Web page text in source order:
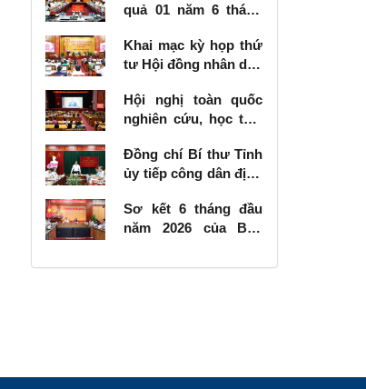
quả 01 năm 6 tháng
số 57-NQ/TW
Khai mạc kỳ họp thứ
tư Hội đồng nhân dân
kỳ 2026 - 2031
Hội nghị toàn quốc
nghiên cứu, học tập,
khai thực hiện Nghị
quyết số 10-NQ/TW
phát triển kinh tế có
vốn đầu tư nước
Đồng chí Bí thư Tỉnh
ủy tiếp công dân định
Sơ kết 6 tháng đầu
năm 2026 của Ban
các công trình, dự án